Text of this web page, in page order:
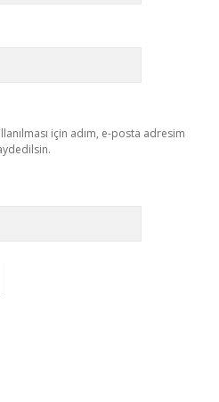
için adım, e-posta adresim